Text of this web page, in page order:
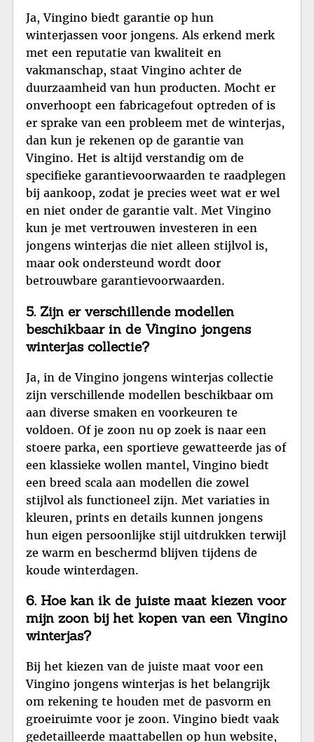
Ja, Vingino biedt garantie op hun
winterjassen voor jongens. Als erkend merk
met een reputatie van kwaliteit en
vakmanschap, staat Vingino achter de
duurzaamheid van hun producten. Mocht er
onverhoopt een fabricagefout optreden of is
er sprake van een probleem met de winterjas,
dan kun je rekenen op de garantie van
Vingino. Het is altijd verstandig om de
specifieke garantievoorwaarden te raadplegen
bij aankoop, zodat je precies weet wat er wel
en niet onder de garantie valt. Met Vingino
kun je met vertrouwen investeren in een
jongens winterjas die niet alleen stijlvol is,
maar ook ondersteund wordt door
betrouwbare garantievoorwaarden.
5. Zijn er verschillende modellen
beschikbaar in de Vingino jongens
winterjas collectie?
Ja, in de Vingino jongens winterjas collectie
zijn verschillende modellen beschikbaar om
aan diverse smaken en voorkeuren te
voldoen. Of je zoon nu op zoek is naar een
stoere parka, een sportieve gewatteerde jas of
een klassieke wollen mantel, Vingino biedt
een breed scala aan modellen die zowel
stijlvol als functioneel zijn. Met variaties in
kleuren, prints en details kunnen jongens
hun eigen persoonlijke stijl uitdrukken terwijl
ze warm en beschermd blijven tijdens de
koude winterdagen.
6. Hoe kan ik de juiste maat kiezen voor
mijn zoon bij het kopen van een Vingino
winterjas?
Bij het kiezen van de juiste maat voor een
Vingino jongens winterjas is het belangrijk
om rekening te houden met de pasvorm en
groeiruimte voor je zoon. Vingino biedt vaak
gedetailleerde maattabellen op hun website,